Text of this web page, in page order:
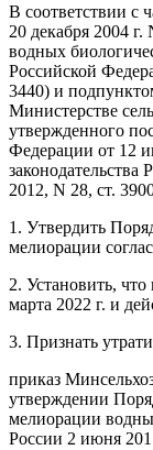
В соответствии с
20 декабря 2004
водных
Российской
3440) и
Министерстве
утвержденного
Федерации от 12
2012, N 28, ст.
1. Утвердить
мелиорации
2. Установить,
марта 2022 г. и
3. Признать
приказ
утверждении
мелиорации
России 2 июня